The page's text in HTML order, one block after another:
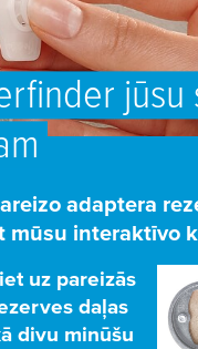
jūsu
adaptera
mūsu interaktīvo
uz pareizās
daļas
divu minūšu